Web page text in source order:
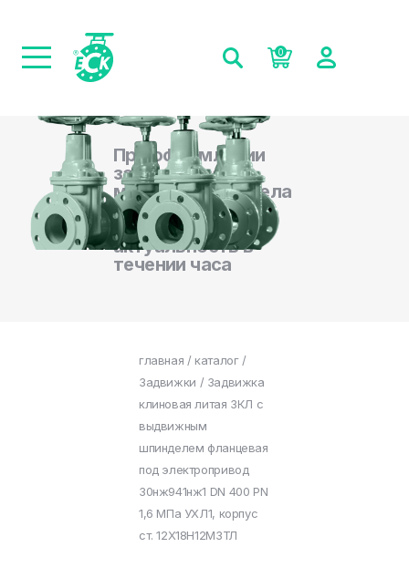
0
При оформлении
заказа на сайте,
менеджеры отдела
продаж
подтверждают
актуальность в
течении часа
главная / каталог/
Задвижки / Задвижка
клиновая литая ЗКЛ с
выдвижным
шпинделем фланцевая
под электропривод
30нж941нж1 DN 400 PN
1,6 МПа УХЛ1, корпус
ст. 12Х18Н12М3ТЛ